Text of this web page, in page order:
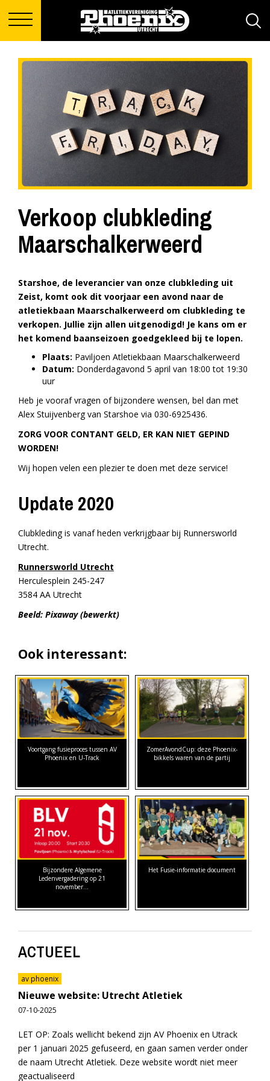
Verkoop clubkleding
Maarschalkerweerd
Starshoe, de leverancier van onze clubkleding uit
Zeist, komt ook dit voorjaar een avond naar de
atletiekbaan Maarschalkerweerd om clubkleding te
verkopen. Jullie zijn allen uitgenodigd! Je kans om er
het komend baanseizoen goedgekleed bij te lopen.
Plaats: Paviljoen Atletiekbaan Maarschalkerweerd
Datum: Donderdagavond 5 april van 18:00 tot 19:30
uur
Heb je vooraf vragen of bijzondere wensen, bel dan met
Alex Stuijvenberg van Starshoe via 030-6925436.
ZORG VOOR CONTANT GELD, ER KAN NIET GEPIND
WORDEN!
Wij hopen velen een plezier te doen met deze service!
Update 2020
Clubkleding is vanaf heden verkrijgbaar bij Runnersworld
Utrecht.
Runnersworld Utrecht
Herculesplein 245-247
3584 AA Utrecht
Beeld: Pixaway (bewerkt)
Ook interessant:
Voortgang fusieproces tussen AV
Phoenix en U-Track
ZomerAvondCup: deze Phoenix-
bikkels waren van de partij
Bijzondere Algemene
Ledenvergadering op 21
november…
Het Fusie-informatie document
ACTUEEL
av phoenix
Nieuwe website: Utrecht Atletiek
07-10-2025
LET OP: Zoals wellicht bekend zijn AV Phoenix en Utrack
per 1 januari 2025 gefuseerd, en gaan samen verder onder
de naam Utrecht Atletiek. Deze website wordt niet meer
geactualiseerd